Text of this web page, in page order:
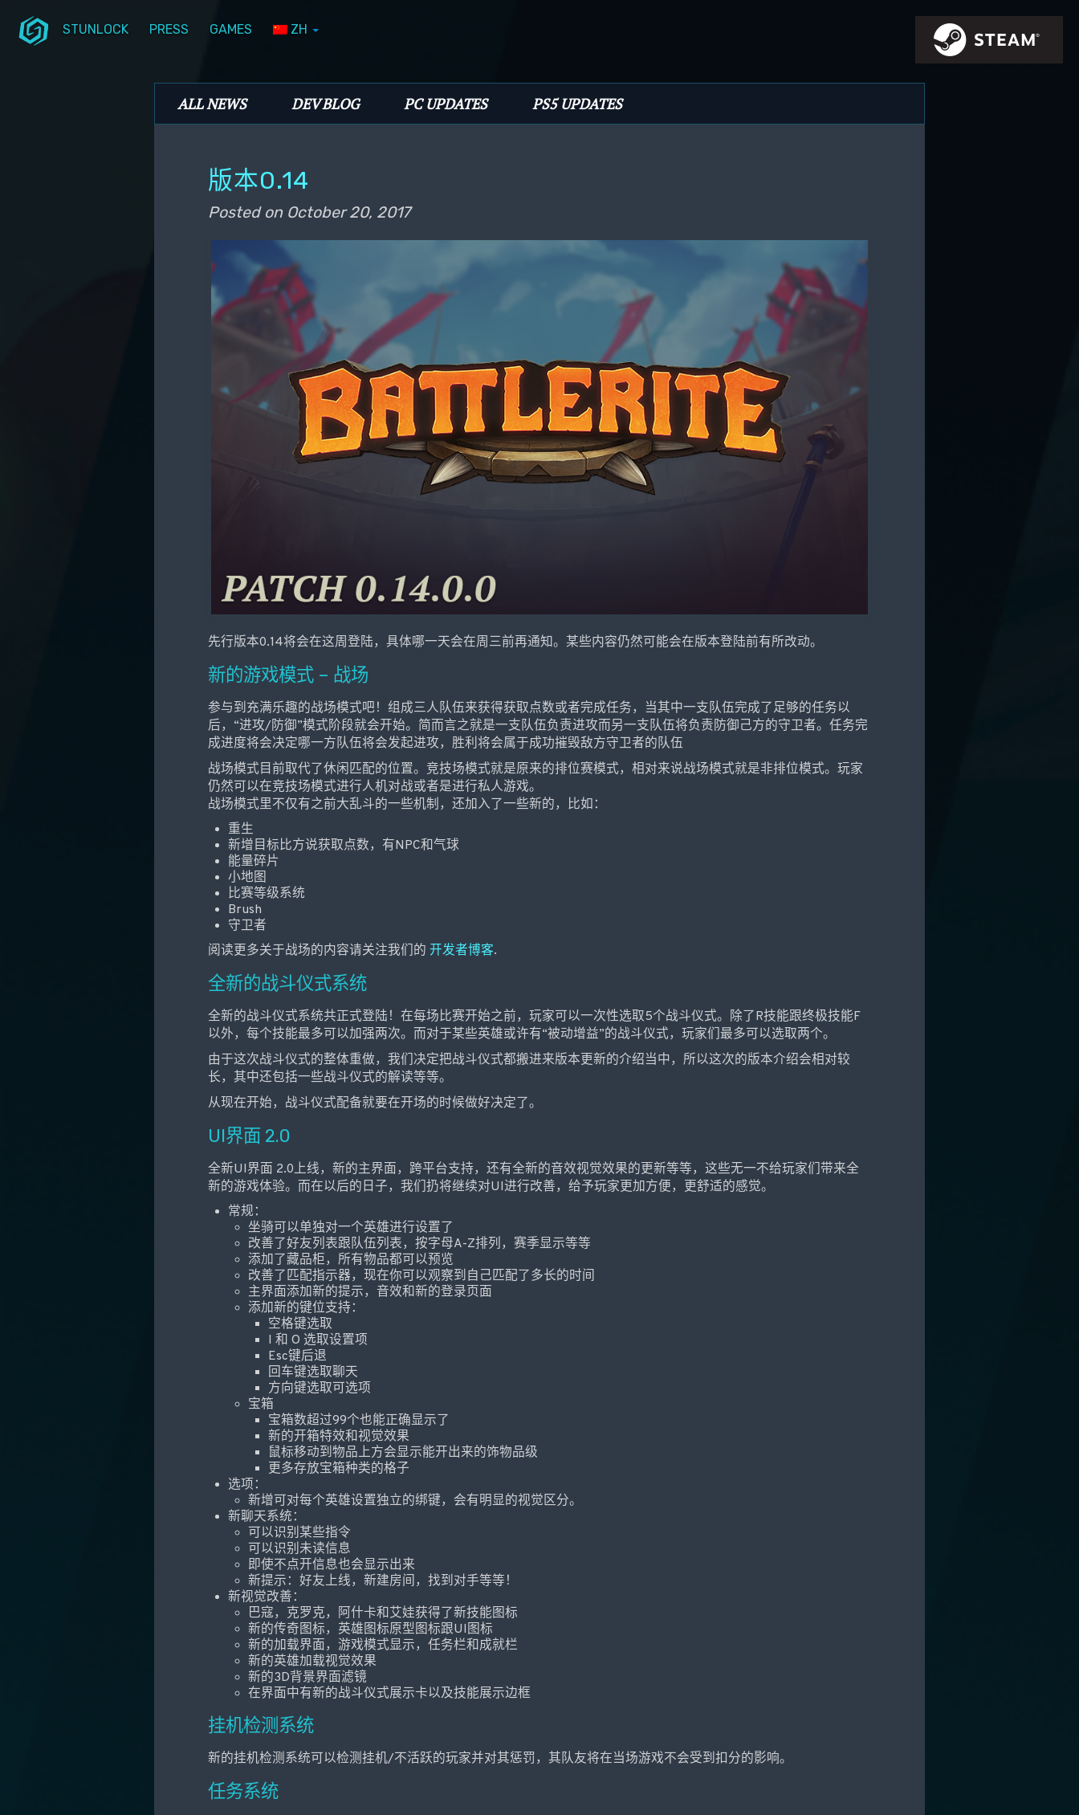
STUNLOCK PRESS GAMES ZH
Stunlock Blog
Main menu
ALL NEWS DEV BLOG PC UPDATES PS5 UPDATES
版本0.14
Posted on October 20, 2017
先行版本0.14将会在这周登陆，具体哪一天会在周三前再通知。某些内容仍然可能会在版本登陆前有所改动。
新的游戏模式 – 战场
参与到充满乐趣的战场模式吧！组成三人队伍来获得获取点数或者完成任务，当其中一支队伍完成了足够的任务以
后，“进攻/防御”模式阶段就会开始。简而言之就是一支队伍负责进攻而另一支队伍将负责防御己方的守卫者。任务完
成进度将会决定哪一方队伍将会发起进攻，胜利将会属于成功摧毁敌方守卫者的队伍
战场模式目前取代了休闲匹配的位置。竞技场模式就是原来的排位赛模式，相对来说战场模式就是非排位模式。玩家
仍然可以在竞技场模式进行人机对战或者是进行私人游戏。
战场模式里不仅有之前大乱斗的一些机制，还加入了一些新的，比如：
重生
新增目标比方说获取点数，有NPC和气球
能量碎片
小地图
比赛等级系统
Brush
守卫者
阅读更多关于战场的内容请关注我们的开发者博客.
全新的战斗仪式系统
全新的战斗仪式系统共正式登陆！在每场比赛开始之前，玩家可以一次性选取5个战斗仪式。除了R技能跟终极技能F
以外，每个技能最多可以加强两次。而对于某些英雄或许有“被动增益”的战斗仪式，玩家们最多可以选取两个。
由于这次战斗仪式的整体重做，我们决定把战斗仪式都搬进来版本更新的介绍当中，所以这次的版本介绍会相对较
长，其中还包括一些战斗仪式的解读等等。
从现在开始，战斗仪式配备就要在开场的时候做好决定了。
UI界面 2.0
全新UI界面 2.0上线，新的主界面，跨平台支持，还有全新的音效视觉效果的更新等等，这些无一不给玩家们带来全
新的游戏体验。而在以后的日子，我们扔将继续对UI进行改善，给予玩家更加方便，更舒适的感觉。
常规：
坐骑可以单独对一个英雄进行设置了
改善了好友列表跟队伍列表，按字母A-Z排列，赛季显示等等
添加了藏品柜，所有物品都可以预览
改善了匹配指示器，现在你可以观察到自己匹配了多长的时间
主界面添加新的提示，音效和新的登录页面
添加新的键位支持：
空格键选取
I 和 O 选取设置项
Esc键后退
回车键选取聊天
方向键选取可选项
宝箱
宝箱数超过99个也能正确显示了
新的开箱特效和视觉效果
鼠标移动到物品上方会显示能开出来的饰物品级
更多存放宝箱种类的格子
选项：
新增可对每个英雄设置独立的绑键，会有明显的视觉区分。
新聊天系统：
可以识别某些指令
可以识别未读信息
即使不点开信息也会显示出来
新提示：好友上线，新建房间，找到对手等等！
新视觉改善：
巴寇，克罗克，阿什卡和艾娃获得了新技能图标
新的传奇图标，英雄图标原型图标跟UI图标
新的加载界面，游戏模式显示，任务栏和成就栏
新的英雄加载视觉效果
新的3D背景界面滤镜
在界面中有新的战斗仪式展示卡以及技能展示边框
挂机检测系统
新的挂机检测系统可以检测挂机/不活跃的玩家并对其惩罚，其队友将在当场游戏不会受到扣分的影响。
任务系统